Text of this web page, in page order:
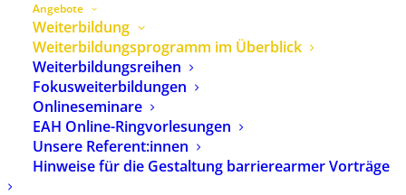
Angebote
Weiterbildung
Weiterbildungsprogramm im Überblick
Weiterbildungsreihen
Fokusweiterbildungen
Onlineseminare
EAH Online-Ringvorlesungen
Unsere Referent:innen
Hinweise für die Gestaltung barrierearmer Vorträge
Freitextsuche:
Ort:
Seminarnummer: